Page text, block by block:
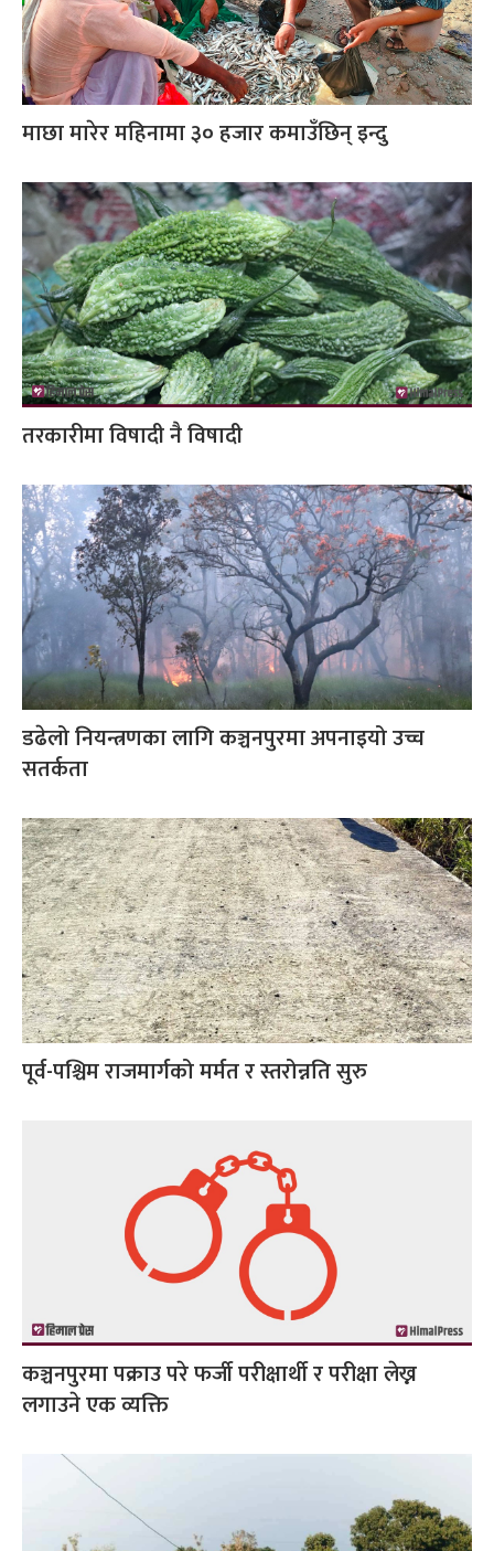
माछा मारेर महिनामा ३० हजार कमाउँछिन् इन्दु
तरकारीमा विषादी नै विषादी
डढेलो नियन्त्रणका लागि कञ्चनपुरमा अपनाइयो उच्च
सतर्कता
पूर्व-पश्चिम राजमार्गको मर्मत र स्तरोन्नति सुरु
कञ्चनपुरमा पक्राउ परे फर्जी परीक्षार्थी र परीक्षा लेख्न
लगाउने एक व्यक्ति